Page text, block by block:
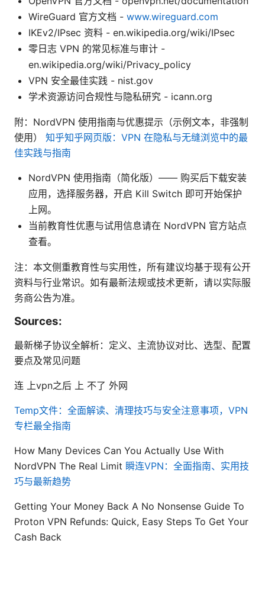
WireGuard 官方文档 - www.wireguard.com
IKEv2/IPsec 资料 - en.wikipedia.org/wiki/IPsec
零日志 VPN 的常见标准与审计 -
en.wikipedia.org/wiki/Privacy_policy
VPN 安全最佳实践 - nist.gov
学术资源访问合规性与隐私研究 - icann.org
附：NordVPN 使用指南与优惠提示（示例文本，非强制
使用） 知乎知乎网页版：VPN 在隐私与无缝浏览中的最
佳实践与指南
NordVPN 使用指南（简化版）—— 购买后下载安装
应用，选择服务器，开启 Kill Switch 即可开始保护
上网。
当前教育性优惠与试用信息请在 NordVPN 官方站点
查看。
注：本文侧重教育性与实用性，所有建议均基于现有公开
资料与行业常识。如有最新法规或技术更新，请以实际服
务商公告为准。
Sources:
最新梯子协议全解析：定义、主流协议对比、选型、配置
要点及常见问题
连 上vpn之后 上 不了 外网
Temp文件：全面解读、清理技巧与安全注意事项，VPN
专栏最全指南
How Many Devices Can You Actually Use With
NordVPN The Real Limit 瞬连VPN：全面指南、实用技
巧与最新趋势
Getting Your Money Back A No Nonsense Guide To
Proton VPN Refunds: Quick, Easy Steps To Get Your
Cash Back